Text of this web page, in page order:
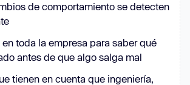
de comportamiento se detecten
toda la empresa para saber qué
antes de que algo salga mal
tienen en cuenta que ingeniería,